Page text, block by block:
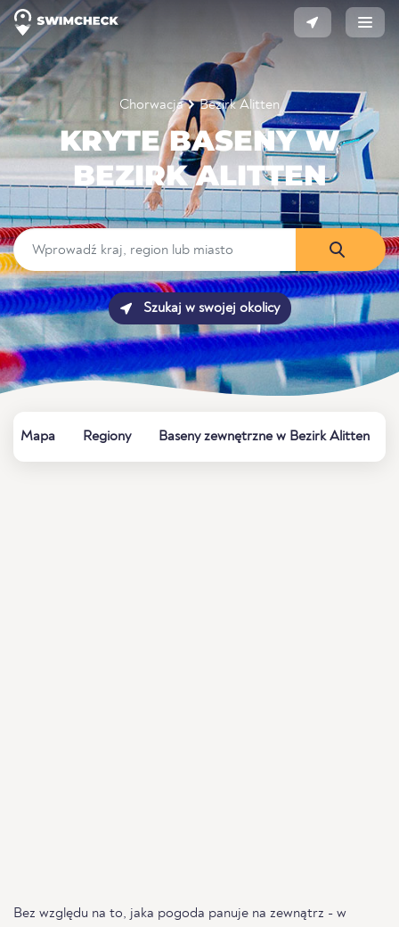
Chorwacja Bezirk Alitten
KRYTE BASENY W
BEZIRK ALITTEN
Szukaj w swojej okolicy
Mapa Regiony Baseny zewnętrzne w Bezirk Alitten
Bez względu na to, jaka pogoda panuje na zewnątrz - w